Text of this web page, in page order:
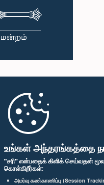
உங்கள் அந்தரங்கத்தை
"சரி" என்பதைக் கிளிக் செய்வதன்
கொள்கிறீர்கள்:
அமர்வு கண்காணிப்பு (Session